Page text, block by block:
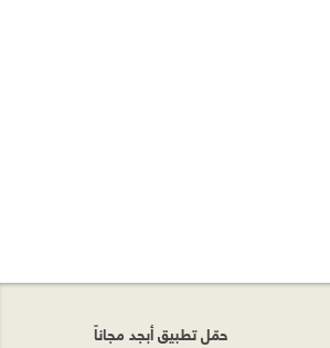
حمّل تطبيق أبجد مجاناً